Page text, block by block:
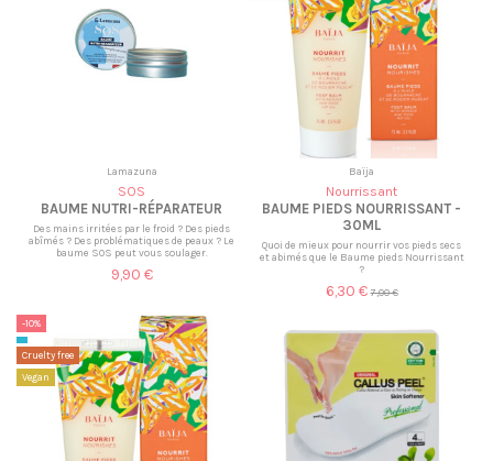
Lamazuna
SOS
BAUME NUTRI-RÉPARATEUR
Des mains irritées par le froid ? Des pieds
abîmés ? Des problématiques de peaux ? Le
baume SOS peut vous soulager.
9,90 €
Baïja
Nourrissant
BAUME PIEDS NOURRISSANT -
30ML
Quoi de mieux pour nourrir vos pieds secs
et abimés que le Baume pieds Nourrissant
?
6,30 € 7,00 €
-10%
Cruelty free
Vegan